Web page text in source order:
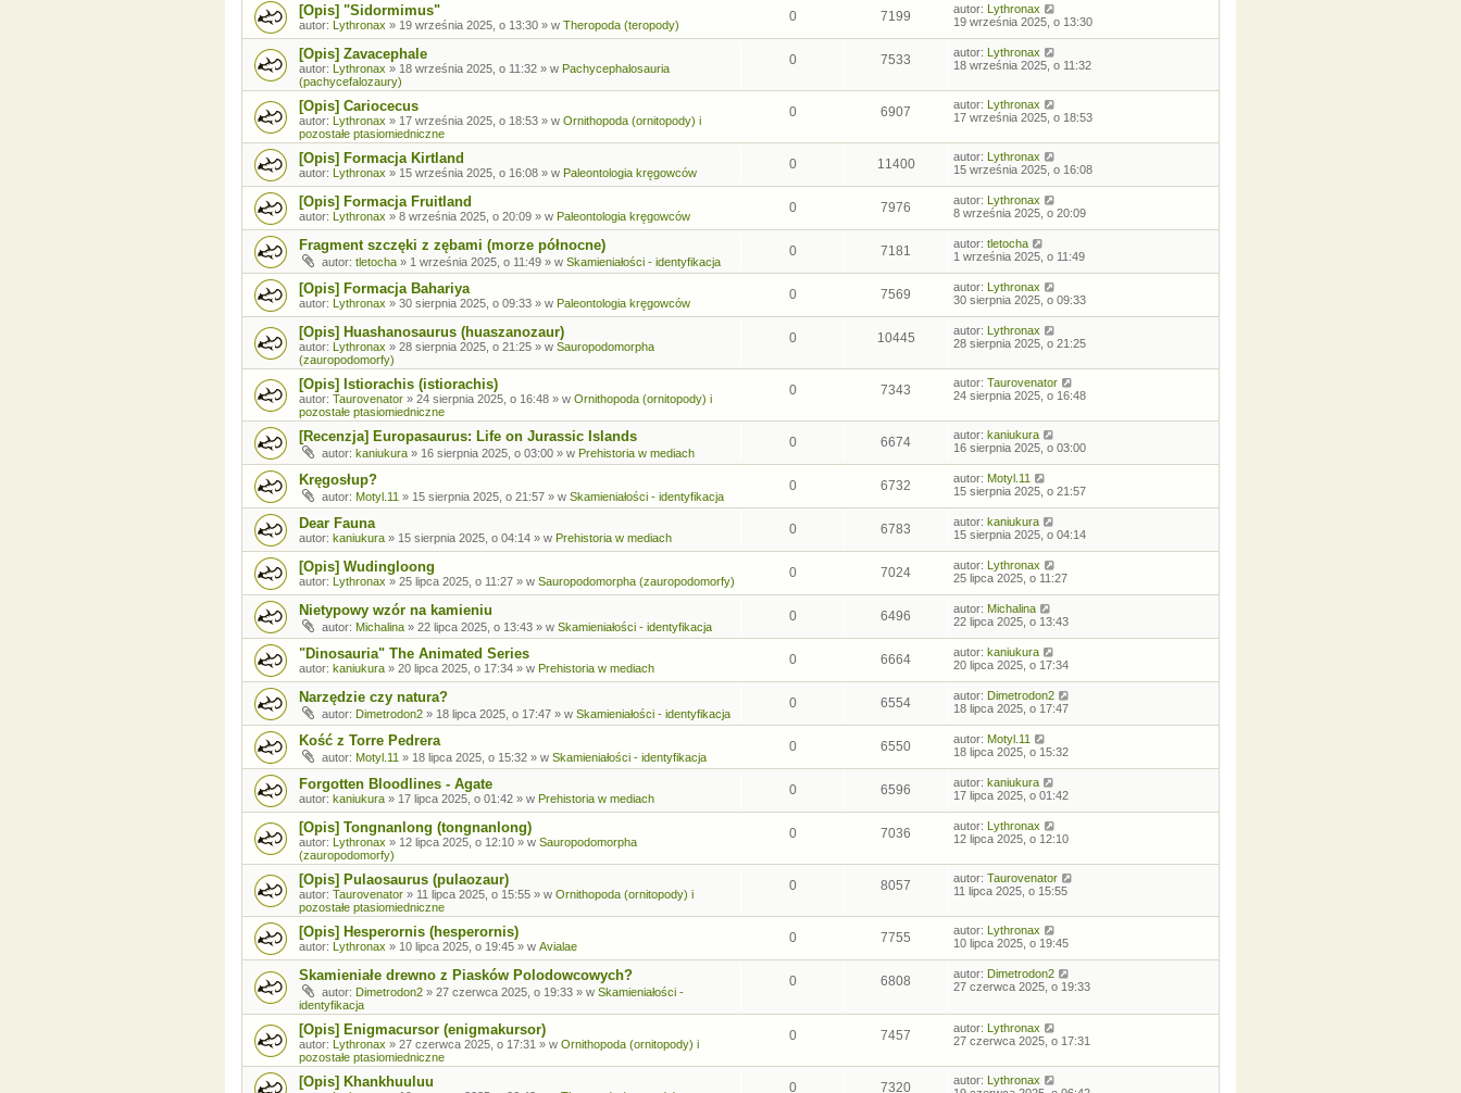
[Opis] "Sidormimus"
autor: Lythronax » 19 września 2025, o 13:30 » w Theropoda (teropody)
0 7199 autor: Lythronax
19 września 2025, o 13:30
[Opis] Zavacephale
autor: Lythronax » 18 września 2025, o 11:32 » w Pachycephalosauria
(pachycefalozaury)
0 7533 autor: Lythronax
18 września 2025, o 11:32
[Opis] Cariocecus
autor: Lythronax » 17 września 2025, o 18:53 » w Ornithopoda (ornitopody) i
pozostałe ptasiomiedniczne
0 6907 autor: Lythronax
17 września 2025, o 18:53
[Opis] Formacja Kirtland
autor: Lythronax » 15 września 2025, o 16:08 » w Paleontologia kręgowców
0 11400 autor: Lythronax
15 września 2025, o 16:08
[Opis] Formacja Fruitland
autor: Lythronax » 8 września 2025, o 20:09 » w Paleontologia kręgowców
0 7976 autor: Lythronax
8 września 2025, o 20:09
Fragment szczęki z zębami (morze północne)
autor: tletocha » 1 września 2025, o 11:49 » w Skamieniałości - identyfikacja
0 7181 autor: tletocha
1 września 2025, o 11:49
[Opis] Formacja Bahariya
autor: Lythronax » 30 sierpnia 2025, o 09:33 » w Paleontologia kręgowców
0 7569 autor: Lythronax
30 sierpnia 2025, o 09:33
[Opis] Huashanosaurus (huaszanozaur)
autor: Lythronax » 28 sierpnia 2025, o 21:25 » w Sauropodomorpha
(zauropodomorfy)
0 10445 autor: Lythronax
28 sierpnia 2025, o 21:25
[Opis] Istiorachis (istiorachis)
autor: Taurovenator » 24 sierpnia 2025, o 16:48 » w Ornithopoda (ornitopody) i
pozostałe ptasiomiedniczne
0 7343 autor: Taurovenator
24 sierpnia 2025, o 16:48
[Recenzja] Europasaurus: Life on Jurassic Islands
autor: kaniukura » 16 sierpnia 2025, o 03:00 » w Prehistoria w mediach
0 6674 autor: kaniukura
16 sierpnia 2025, o 03:00
Kręgosłup?
autor: Motyl.11 » 15 sierpnia 2025, o 21:57 » w Skamieniałości - identyfikacja
0 6732 autor: Motyl.11
15 sierpnia 2025, o 21:57
Dear Fauna
autor: kaniukura » 15 sierpnia 2025, o 04:14 » w Prehistoria w mediach
0 6783 autor: kaniukura
15 sierpnia 2025, o 04:14
[Opis] Wudingloong
autor: Lythronax » 25 lipca 2025, o 11:27 » w Sauropodomorpha (zauropodomorfy)
0 7024 autor: Lythronax
25 lipca 2025, o 11:27
Nietypowy wzór na kamieniu
autor: Michalina » 22 lipca 2025, o 13:43 » w Skamieniałości - identyfikacja
0 6496 autor: Michalina
22 lipca 2025, o 13:43
"Dinosauria" The Animated Series
autor: kaniukura » 20 lipca 2025, o 17:34 » w Prehistoria w mediach
0 6664 autor: kaniukura
20 lipca 2025, o 17:34
Narzędzie czy natura?
autor: Dimetrodon2 » 18 lipca 2025, o 17:47 » w Skamieniałości - identyfikacja
0 6554 autor: Dimetrodon2
18 lipca 2025, o 17:47
Kość z Torre Pedrera
autor: Motyl.11 » 18 lipca 2025, o 15:32 » w Skamieniałości - identyfikacja
0 6550 autor: Motyl.11
18 lipca 2025, o 15:32
Forgotten Bloodlines - Agate
autor: kaniukura » 17 lipca 2025, o 01:42 » w Prehistoria w mediach
0 6596 autor: kaniukura
17 lipca 2025, o 01:42
[Opis] Tongnanlong (tongnanlong)
autor: Lythronax » 12 lipca 2025, o 12:10 » w Sauropodomorpha
(zauropodomorfy)
0 7036 autor: Lythronax
12 lipca 2025, o 12:10
[Opis] Pulaosaurus (pulaozaur)
autor: Taurovenator » 11 lipca 2025, o 15:55 » w Ornithopoda (ornitopody) i
pozostałe ptasiomiedniczne
0 8057 autor: Taurovenator
11 lipca 2025, o 15:55
[Opis] Hesperornis (hesperornis)
autor: Lythronax » 10 lipca 2025, o 19:45 » w Avialae
0 7755 autor: Lythronax
10 lipca 2025, o 19:45
Skamieniałe drewno z Piasków Polodowcowych?
autor: Dimetrodon2 » 27 czerwca 2025, o 19:33 » w Skamieniałości -
identyfikacja
0 6808 autor: Dimetrodon2
27 czerwca 2025, o 19:33
[Opis] Enigmacursor (enigmakursor)
autor: Lythronax » 27 czerwca 2025, o 17:31 » w Ornithopoda (ornitopody) i
pozostałe ptasiomiedniczne
0 7457 autor: Lythronax
27 czerwca 2025, o 17:31
[Opis] Khankhuuluu 0 7320 autor: Lythronax